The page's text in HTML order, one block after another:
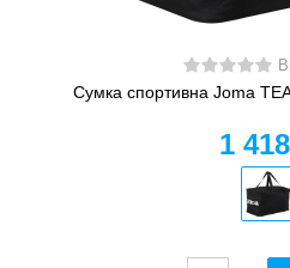
Сумка спортивна Joma
1 418